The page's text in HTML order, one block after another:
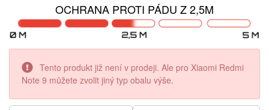
OCHRANA PROTI PÁDU Z 2,5M
Tento produkt již není v prodeji. Ale pro Xiaomi Redmi
Note 9 můžete zvolit jiný typ obalu výše.